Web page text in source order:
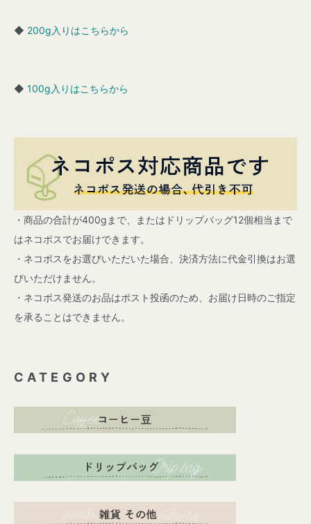
◆ 200g入りはこちらから
◆ 100g入りはこちらから
・商品の合計が400gまで、またはドリップバッグ12個相当まで
はネコポスでお届けできます。
・ネコポスをお選びいただいた場合、決済方法に代金引換はお選
びいただけません。
・ネコポス発送のお品はポスト投函のため、お届け日時のご指定
を承ることはできません。
CATEGORY